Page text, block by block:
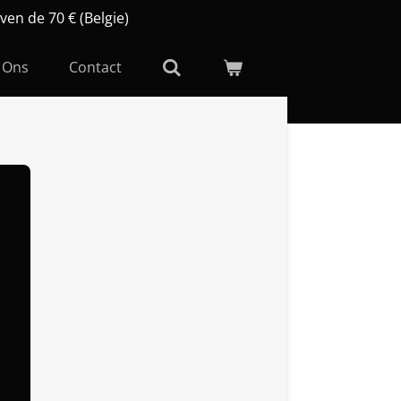
de 70 € (Belgie)
Contact